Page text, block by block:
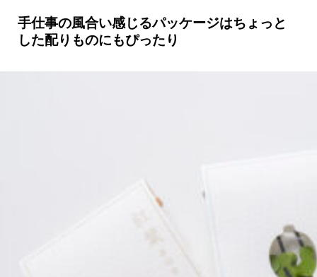
手仕事の風合い感じるパッケージはちょっと
した配りものにもぴったり